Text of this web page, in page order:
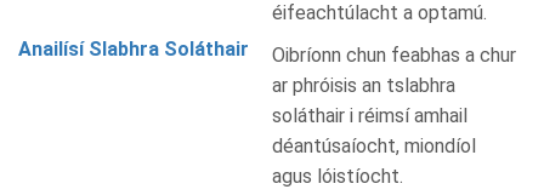
éifeachtúlacht a optamú.
Anailísí Slabhra Soláthair
Oibríonn chun feabhas a chur
ar phróisis an tslabhra
soláthair i réimsí amhail
déantúsaíocht, miondíol
agus lóistíocht.